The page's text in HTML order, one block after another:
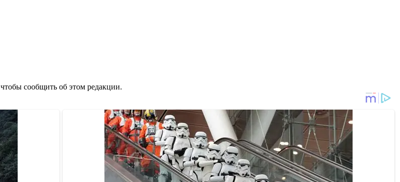
сообщить об этом редакции.